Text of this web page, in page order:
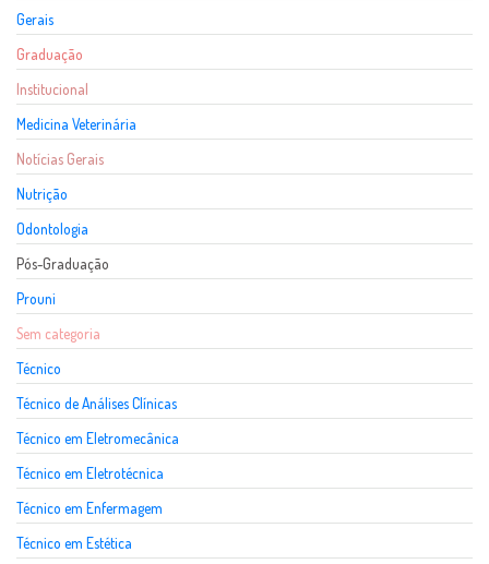
Gerais
Graduação
Institucional
Medicina Veterinária
Notícias Gerais
Nutrição
Odontologia
Pós-Graduação
Prouni
Sem categoria
Técnico
Técnico de Análises Clínicas
Técnico em Eletromecânica
Técnico em Eletrotécnica
Técnico em Enfermagem
Técnico em Estética